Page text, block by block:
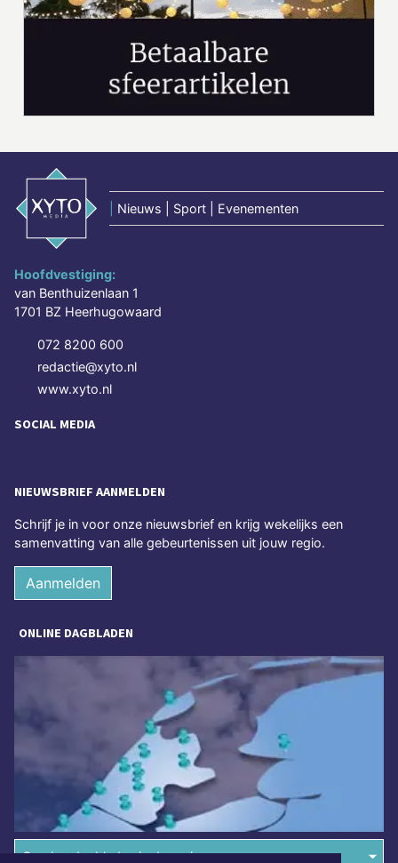
Nieuws | Sport | Evenementen
Hoofdvestiging:
van Benthuizenlaan 1
1701 BZ Heerhugowaard
072 8200 600
redactie@xyto.nl
www.xyto.nl
SOCIAL MEDIA
NIEUWSBRIEF AANMELDEN
Schrijf je in voor onze nieuwsbrief en krijg wekelijks een
samenvatting van alle gebeurtenissen uit jouw regio.
Aanmelden
ONLINE DAGBLADEN
Overige dagbladen in de regio